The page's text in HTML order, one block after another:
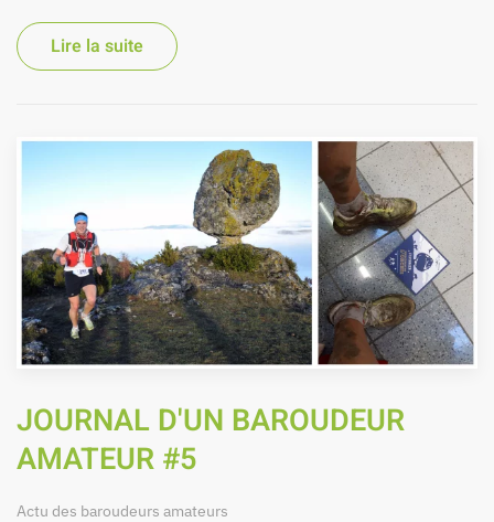
Lire la suite
JOURNAL D'UN BAROUDEUR
AMATEUR #5
Actu des baroudeurs amateurs